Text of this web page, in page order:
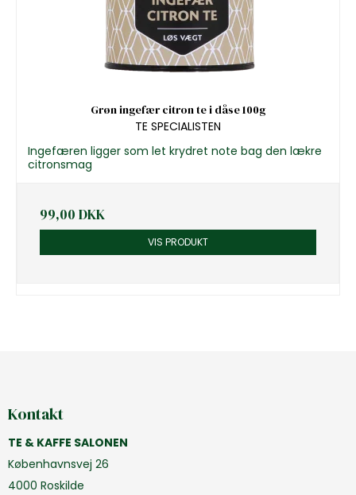
Grøn ingefær citron te i dåse 100g
TE SPECIALISTEN
Ingefæren ligger som let krydret note bag den lækre
citronsmag
99,00 DKK
VIS PRODUKT
Kontakt
TE & KAFFE SALONEN
Københavnsvej 26
4000 Roskilde